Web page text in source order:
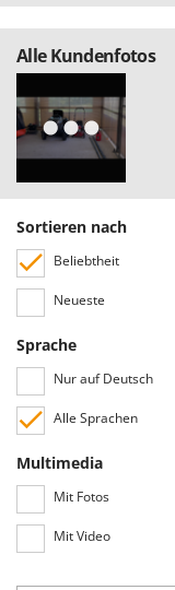
Alle Kundenfotos
Sortieren nach
Beliebtheit
Neueste
Sprache
Nur auf Deutsch
Alle Sprachen
Multimedia
Mit Fotos
Mit Video